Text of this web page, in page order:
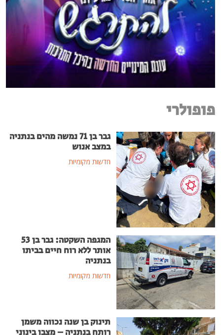
פופולרי
גבר בן 71 נמשה מהים בנתניה
במצב אנוש
חדשות מקומיות
המגפה השקטה: גבר בן 53
אותר ללא רוח חיים בביתו
בנתניה
חדשות מקומיות
תינוק בן שנה נכווה משמן